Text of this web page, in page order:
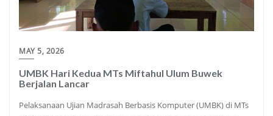
MAY 5, 2026
UMBK Hari Kedua MTs Miftahul Ulum Buwek
Berjalan Lancar
Pelaksanaan Ujian Madrasah Berbasis Komputer (UMBK) di MTs